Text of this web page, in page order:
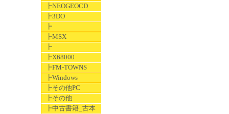
┣NEOGEOCD
┣3DO
┣
┣MSX
┣
┣X68000
┣FM-TOWNS
┣Windows
┣その他PC
┣その他
┣中古書籍_古本